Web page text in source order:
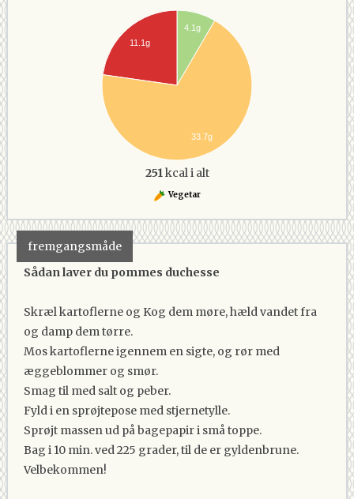
4.1g
11.1g
33.7g
251kcal i alt
Vegetar
fremgangsmåde
Sådan laver du pommes duchesse
Skræl kartoflerne og Kog dem møre, hæld vandet fra
og damp dem tørre.
Mos kartoflerne igennem en sigte, og rør med
æggeblommer og smør.
Smag til med salt og peber.
Fyld i en sprøjtepose med stjernetylle.
Sprøjt massen ud på bagepapir i små toppe.
Bag i 10 min. ved 225 grader, til de er gyldenbrune.
Velbekommen!